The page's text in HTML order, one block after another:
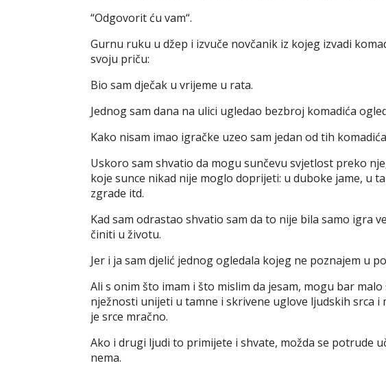
“Odgovorit ću vam“.
Gurnu ruku u džep i izvuče novčanik iz kojeg izvadi
svoju priču:
Bio sam dječak u vrijeme u rata.
Jednog sam dana na ulici ugledao bezbroj komadića
Kako nisam imao igračke uzeo sam jedan od tih
Uskoro sam shvatio da mogu sunčevu svjetlost preko
koje sunce nikad nije moglo doprijeti: u duboke jame, u
zgrade itd.
Kad sam odrastao shvatio sam da to nije bila samo igra
činiti u životu.
Jer i ja sam djelić jednog ogledala kojeg ne poznajem u
Ali s onim što imam i što mislim da jesam, mogu bar
nježnosti unijeti u tamne i skrivene uglove ljudskih srca
je srce mračno.
Ako i drugi ljudi to primijete i shvate, možda se potrude
nema.